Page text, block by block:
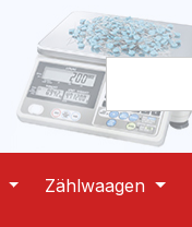
Zählwaagen